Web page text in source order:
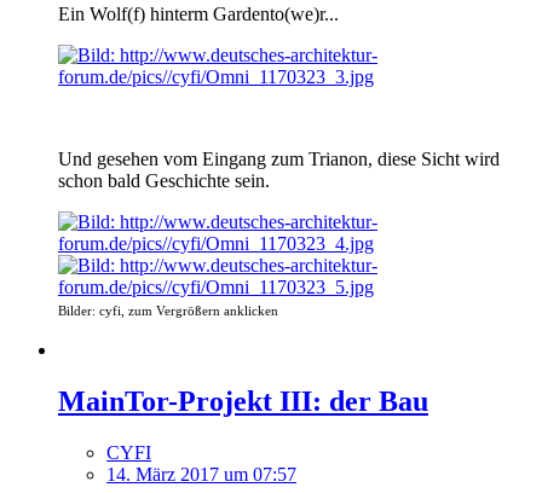
Ein Wolf(f) hinterm Gardento(we)r...
Und gesehen vom Eingang zum Trianon, diese Sicht wird
schon bald Geschichte sein.
Bilder: cyfi, zum Vergrößern anklicken
MainTor-Projekt III: der Bau
CYFI
14. März 2017 um 07:57